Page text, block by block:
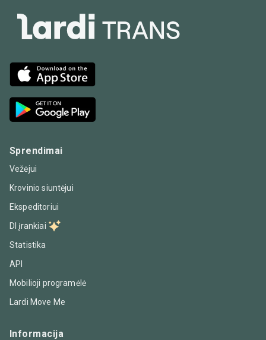
Sprendimai
Vežėjui
Krovinio siuntėjui
Ekspeditoriui
DI įrankiai
Statistika
API
Mobilioji programėlė
Lardi Move Me
Informacija